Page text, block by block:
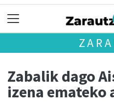
Zabalik dago
izena emateko